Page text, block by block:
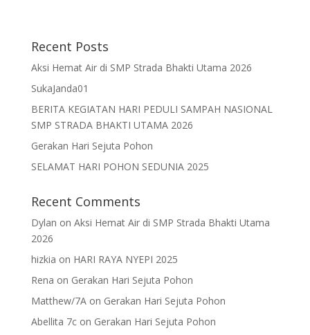
Recent Posts
Aksi Hemat Air di SMP Strada Bhakti Utama 2026
SukaJanda01
BERITA KEGIATAN HARI PEDULI SAMPAH NASIONAL
SMP STRADA BHAKTI UTAMA 2026
Gerakan Hari Sejuta Pohon
SELAMAT HARI POHON SEDUNIA 2025
Recent Comments
Dylan on Aksi Hemat Air di SMP Strada Bhakti Utama
2026
hizkia on HARI RAYA NYEPI 2025
Rena on Gerakan Hari Sejuta Pohon
Matthew/7Aon Gerakan Hari Sejuta Pohon
Abellita 7con Gerakan Hari Sejuta Pohon